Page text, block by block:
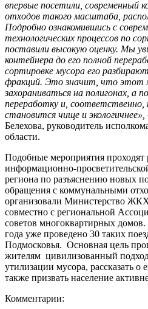
впервые посетили, современный
отходов такого масштаба,
Подробно ознакомившись с
технологических процессов по
поставили высокую оценку. Мы
контейнера до его полной
сортировке мусора его
фракций. Это значит, что этот
захораниваться на полигонах, а
переработку и, соответственно,
становится чище и экологичнее»,
Белехова, руководитель
области.
Подобные мероприятия проходят
информационно-
региона по разъяснению новых
обращения с коммунальными
организовали Министерство
совместно с региональной
советов многоквартирных
года уже проведено 30 таких
Подмосковья. Основная цель
жителям цивилизованный
утилизации мусора, рассказать
также призвать население
Комментарии: